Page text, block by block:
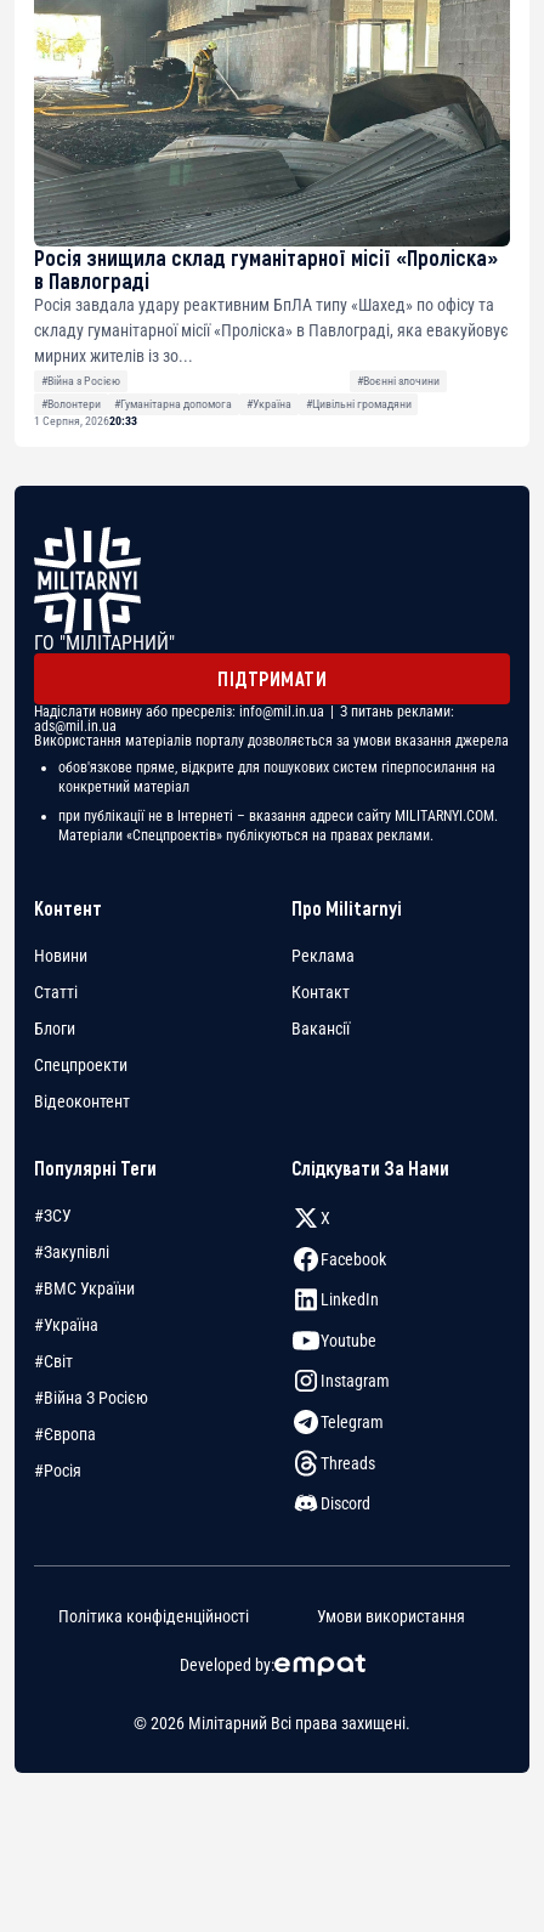
Росія знищила склад гуманітарної місії «Проліска»
в Павлограді
Росія завдала удару реактивним БпЛА типу «Шахед» по офісу та
складу гуманітарної місії «Проліска» в Павлограді, яка евакуйовує
мирних жителів із зо...
#Війна з Росією
#Воєнні злочини
#Волонтери
#Гуманітарна допомога #Україна
#Цивільні громадяни
1 Серпня, 202620:33
ГО "МІЛІТАРНИЙ"
ПІДТРИМАТИ
Надіслати новину або пресреліз: info@mil.in.ua | З питань реклами:
ads@mil.in.ua
Використання матеріалів порталу дозволяється за умови вказання джерела
обов'язкове пряме, відкрите для пошукових систем гіперпосилання на
конкретний матеріал
при публікації не в Інтернеті – вказання адреси сайту MILITARNYI.COM.
Матеріали «Спецпроектів» публікуються на правах реклами.
Контент
Новини
Статті
Блоги
Спецпроекти
Відеоконтент
Про Militarnyi
Реклама
Контакт
Вакансії
Популярні Теги
#ЗСУ
#Закупівлі
#ВМС України
#Україна
#Світ
#Війна З Росією
#Європа
#Росія
Слідкувати За Нами
X
Facebook
LinkedIn
Youtube
Instagram
Telegram
Threads
Discord
© 2026 Мілітарний Всі права захищені.
Developed by:
Політика конфіденційності Умови використання